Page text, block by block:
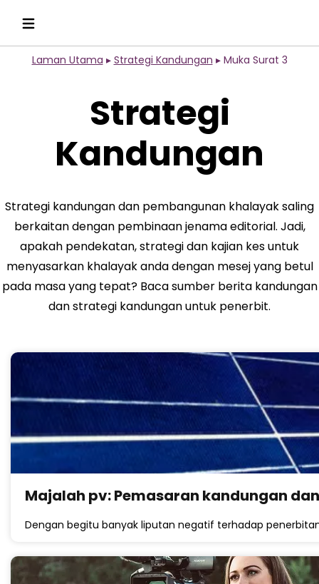
Laman Utama ▸ Strategi Kandungan ▸ Muka Surat 3
Strategi
Kandungan
Strategi kandungan dan pembangunan khalayak saling
berkaitan dengan pembinaan jenama editorial. Jadi,
apakah pendekatan, strategi dan kajian kes untuk
menyasarkan khalayak anda dengan mesej yang betul
pada masa yang tepat? Baca sumber berita kandungan
dan strategi kandungan untuk penerbit.
Majalah pv: Pemasaran kandungan
Dengan begitu banyak liputan negatif terhadap